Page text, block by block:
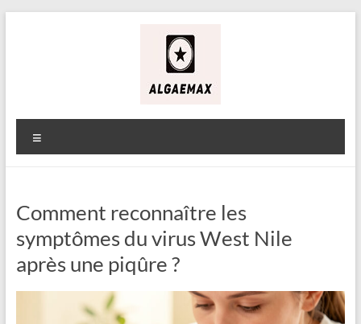
Alga
&
Max
Comment reconnaître les
symptômes du virus West Nile
après une piqûre ?